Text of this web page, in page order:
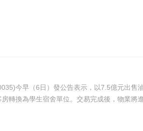
今早（6日）發公告表示，以7.5億元出售
，一直將客房轉換為學生宿舍單位。交易完成後，物